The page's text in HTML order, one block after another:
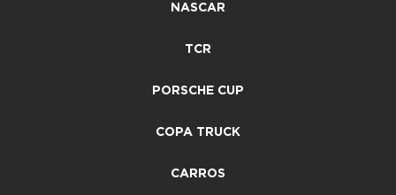
NASCAR
TCR
PORSCHE CUP
COPA TRUCK
CARROS